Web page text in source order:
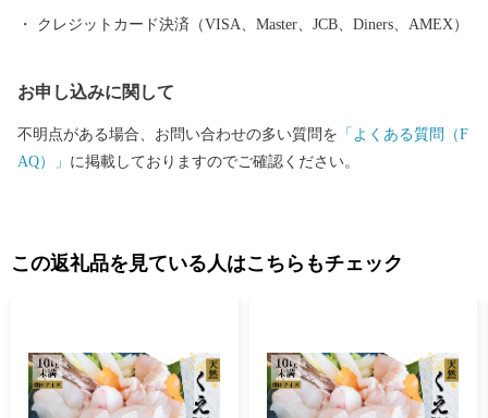
クレジットカード決済（VISA、Master、JCB、Diners、AMEX）
お申し込みに関して
不明点がある場合、お問い合わせの多い質問を 「よくある質問（F
AQ）」 に掲載しておりますのでご確認ください。
この返礼品を見ている人はこちらもチェック